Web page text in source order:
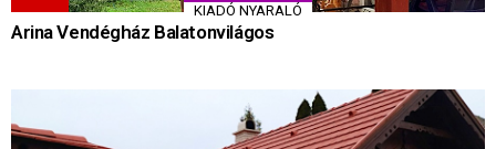
KIADÓ NYARALÓ
Arina Vendégház Balatonvilágos